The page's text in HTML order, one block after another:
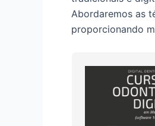
Abordaremos as
proporcionando